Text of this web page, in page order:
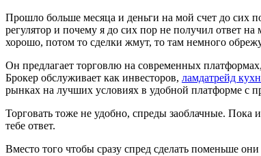
Прошло больше месяца и деньги на мой счет до сих
регулятор и почему я до сих пор не получил ответ
хорошо, потом то сделки жмут, то там немного
Он предлагает торговлю на современных
Брокер обслуживает как инвесторов, ламдатрейд
рынках на лучших условиях в удобной платформе с
Торговать тоже не удобно, спреды заоблачные. Пока
тебе ответ.
Вместо того чтобы сразу спред сделать поменьше